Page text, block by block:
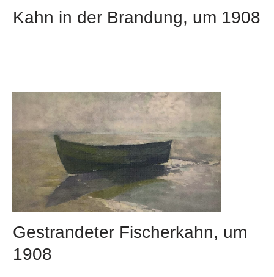
Kahn in der Brandung, um 1908
Gestrandeter Fischerkahn, um
1908